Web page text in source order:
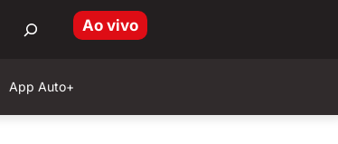
Ao vivo
App Auto+